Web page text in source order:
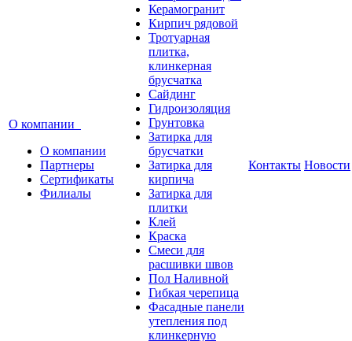
О компании
О компании
Партнеры
Сертификаты
Филиалы
Керамогранит
Кирпич рядовой
Тротуарная
плитка,
клинкерная
брусчатка
Сайдинг
Гидроизоляция
Грунтовка
Затирка для
брусчатки
Затирка для
кирпича
Затирка для
плитки
Клей
Краска
Смеси для
расшивки швов
Пол Наливной
Гибкая черепица
Фасадные панели
утепления под
клинкерную
Контакты Новости